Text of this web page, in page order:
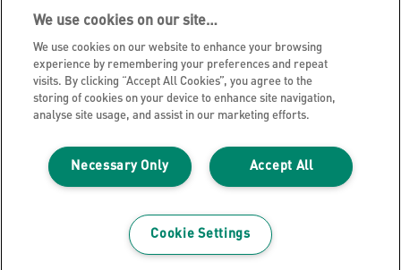
Carrières
Leitz EasyPrint
Support client
Guide du recyclage des emballages
Conditions de garantie
Déclarations de conformité
Plan du site
©2026 ACCO Brands
We use cookies on our site…
We use cookies on our website to enhance your browsing
experience by remembering your preferences and repeat
visits. By clicking “Accept All Cookies”, you agree to the
storing of cookies on your device to enhance site navigation,
analyse site usage, and assist in our marketing efforts.
Accept All
Necessary Only
Cookie Settings